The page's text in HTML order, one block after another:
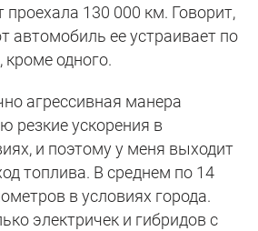
проехала 130 000 км. Говорит,
автомобиль ее устраивает по
одного.
агрессивная манера
резкие ускорения в
и поэтому у меня выходит
топлива. В среднем по 14
в условиях города.
электричек и гибридов с